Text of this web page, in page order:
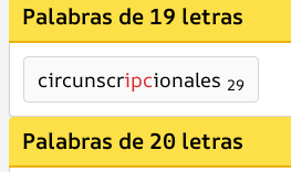
Palabras de 19 letras
circunscripcionales 29
Palabras de 20 letras